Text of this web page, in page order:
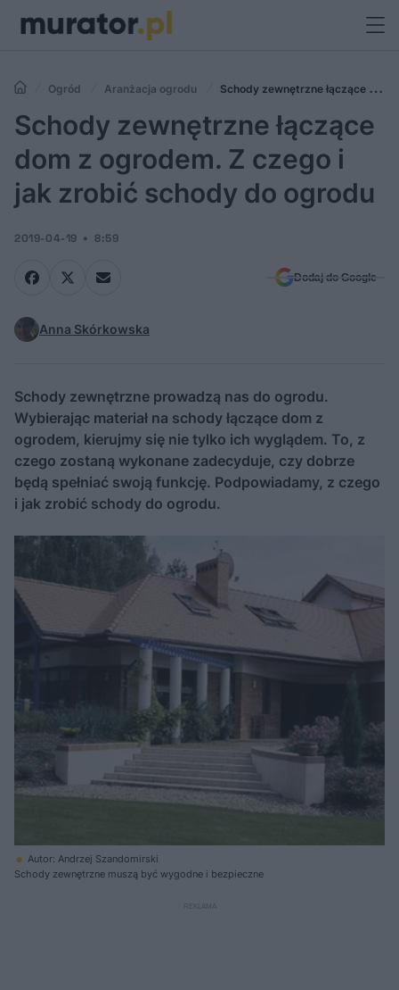
Ogród Aranżacja ogrodu
Schody zewnętrzne łączące dom
z ogrodem. Z czego i jak zrobić schody do ogrodu
Schody zewnętrzne łączące
dom z ogrodem. Z czego i
jak zrobić schody do ogrodu
2019-04-19 8:59
Dodaj do Google
Anna Skórkowska
Schody zewnętrzne prowadzą nas do ogrodu.
Wybierając materiał na schody łączące dom z
ogrodem, kierujmy się nie tylko ich wyglądem. To, z
czego zostaną wykonane zadecyduje, czy dobrze
będą spełniać swoją funkcję. Podpowiadamy, z czego
i jak zrobić schody do ogrodu.
Autor: Andrzej Szandomirski
Schody zewnętrzne muszą być wygodne i bezpieczne